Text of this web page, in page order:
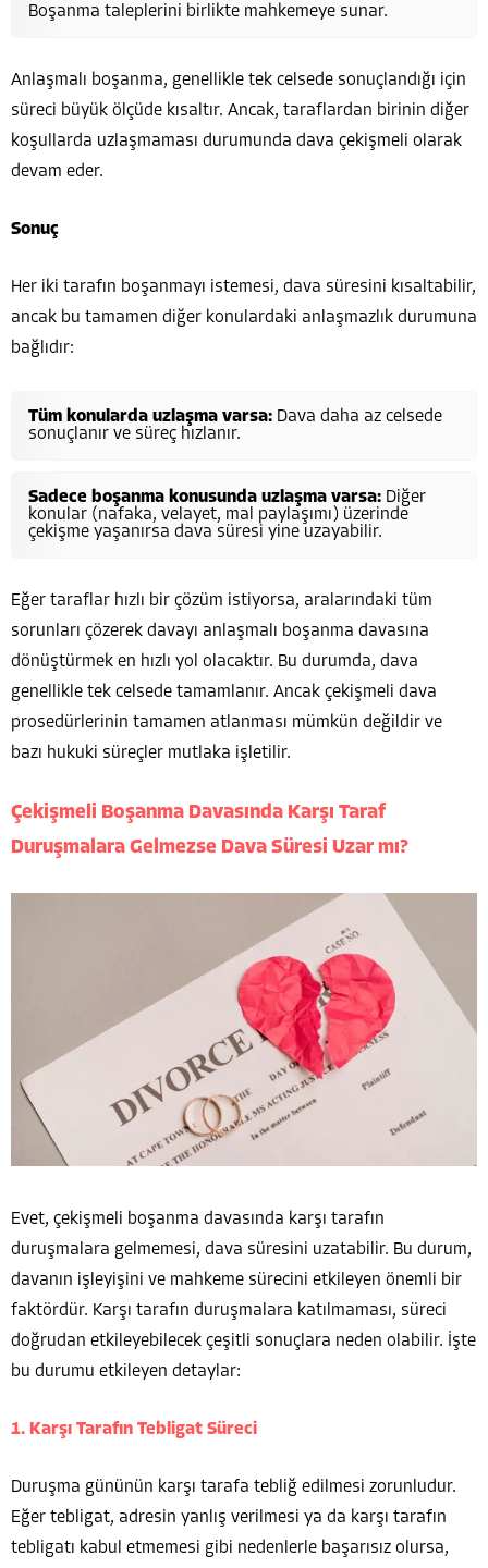
Boşanma taleplerini birlikte mahkemeye sunar.
Anlaşmalı boşanma, genellikle tek celsede sonuçlandığı için
süreci büyük ölçüde kısaltır. Ancak, taraflardan birinin diğer
koşullarda uzlaşmaması durumunda dava çekişmeli olarak
devam eder.
Sonuç
Her iki tarafın boşanmayı istemesi, dava süresini kısaltabilir,
ancak bu tamamen diğer konulardaki anlaşmazlık durumuna
bağlıdır:
Tüm konularda uzlaşma varsa: Dava daha az celsede
sonuçlanır ve süreç hızlanır.
Sadece boşanma konusunda uzlaşma varsa: Diğer
konular (nafaka, velayet, mal paylaşımı) üzerinde
çekişme yaşanırsa dava süresi yine uzayabilir.
Eğer taraflar hızlı bir çözüm istiyorsa, aralarındaki tüm
sorunları çözerek davayı anlaşmalı boşanma davasına
dönüştürmek en hızlı yol olacaktır. Bu durumda, dava
genellikle tek celsede tamamlanır. Ancak çekişmeli dava
prosedürlerinin tamamen atlanması mümkün değildir ve
bazı hukuki süreçler mutlaka işletilir.
Çekişmeli Boşanma Davasında Karşı Taraf
Duruşmalara Gelmezse Dava Süresi Uzar mı?
Evet, çekişmeli boşanma davasında karşı tarafın
duruşmalara gelmemesi, dava süresini uzatabilir. Bu durum,
davanın işleyişini ve mahkeme sürecini etkileyen önemli bir
faktördür. Karşı tarafın duruşmalara katılmaması, süreci
doğrudan etkileyebilecek çeşitli sonuçlara neden olabilir. İşte
bu durumu etkileyen detaylar:
1. Karşı Tarafın Tebligat Süreci
Duruşma gününün karşı tarafa tebliğ edilmesi zorunludur.
Eğer tebligat, adresin yanlış verilmesi ya da karşı tarafın
tebligatı kabul etmemesi gibi nedenlerle başarısız olursa,